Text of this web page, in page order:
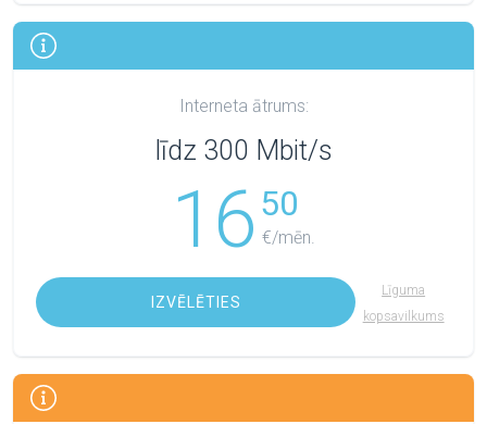
Interneta ātrums:
līdz 300 Mbit/s
16 50
€/mēn.
IZVĒLĒTIES
Līguma
kopsavilkums